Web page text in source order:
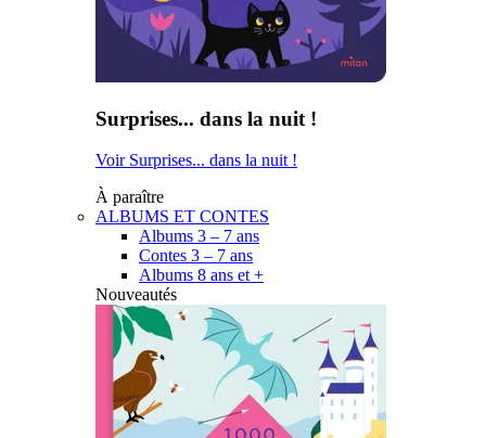
Surprises... dans la nuit !
Voir Surprises... dans la nuit !
À paraître
ALBUMS ET CONTES
Albums 3 – 7 ans
Contes 3 – 7 ans
Albums 8 ans et +
Nouveautés